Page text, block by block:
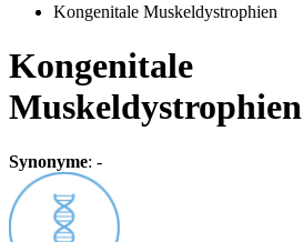
Kongenitale Muskeldystrophien
Kongenitale
Muskeldystrophien
Synonyme: -